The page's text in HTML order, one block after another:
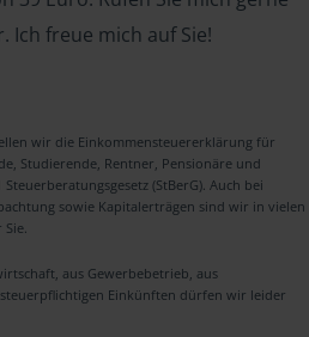
Ich freue mich auf Sie!
wir die Einkommensteuererklärung für
Studierende, Rentner, Pensionäre und
(StBerG). Auch bei
sowie Kapitalerträgen sind wir in vielen
aus Gewerbebetrieb, aus
Einkünften dürfen wir leider